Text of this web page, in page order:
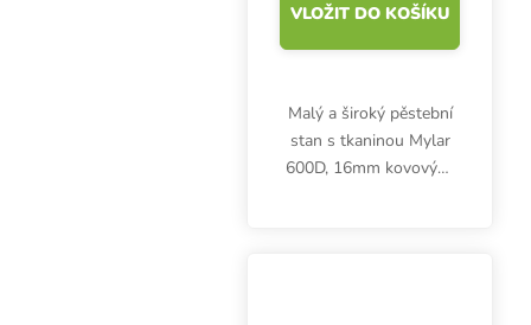
VLOŽIT DO KOŠÍKU
Malý a široký pěstební
stan s tkaninou Mylar
600D, 16mm kovovými